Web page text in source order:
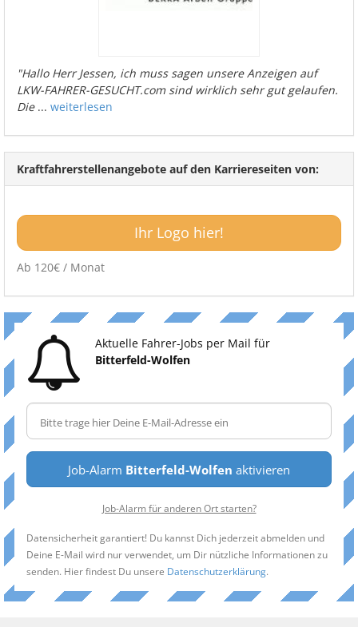
"Hallo Herr Jessen, ich muss sagen unsere Anzeigen auf
LKW-FAHRER-GESUCHT.com sind wirklich sehr gut gelaufen.
Die... weiterlesen
Kraftfahrerstellenangebote auf den Karriereseiten von:
Ihr Logo hier!
Ab 120€ / Monat
Aktuelle Fahrer-Jobs per Mail für
Bitterfeld-Wolfen
Job-Alarm Bitterfeld-Wolfen aktivieren
Job-Alarm für anderen Ort starten?
Datensicherheit garantiert! Du kannst Dich jederzeit abmelden und
Deine E-Mail wird nur verwendet, um Dir nützliche Informationen zu
senden. Hier findest Du unsere Datenschutzerklärung.